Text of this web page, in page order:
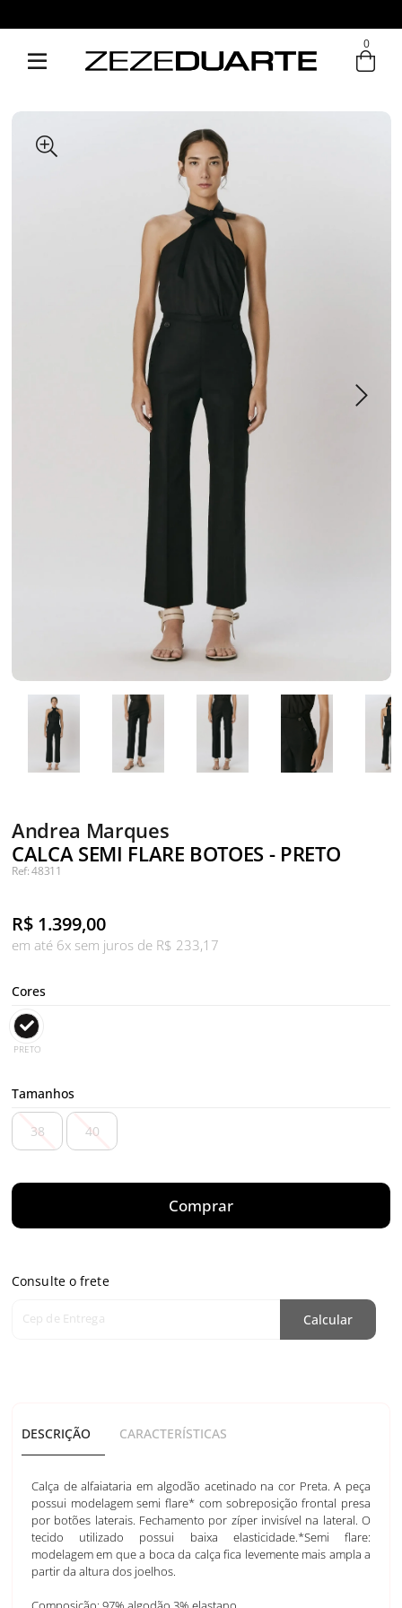
Entre com email ou cpf/cnpj
0
Andrea Marques
CALCA SEMI FLARE BOTOES - PRETO
Ref: 48311
R$ 1.399,00
em até 6x sem juros de R$ 233,17
Cores
PRETO
Tamanhos
38 40
Comprar
Consulte o frete
Cep de Entrega Calcular
DESCRIÇÃO CARACTERÍSTICAS
Calça de alfaiataria em algodão acetinado na cor Preta. A peça
possui modelagem semi flare* com sobreposição frontal presa
por botões laterais. Fechamento por zíper invisível na lateral. O
tecido utilizado possui baixa elasticidade.*Semi flare:
modelagem em que a boca da calça fica levemente mais ampla a
partir da altura dos joelhos.